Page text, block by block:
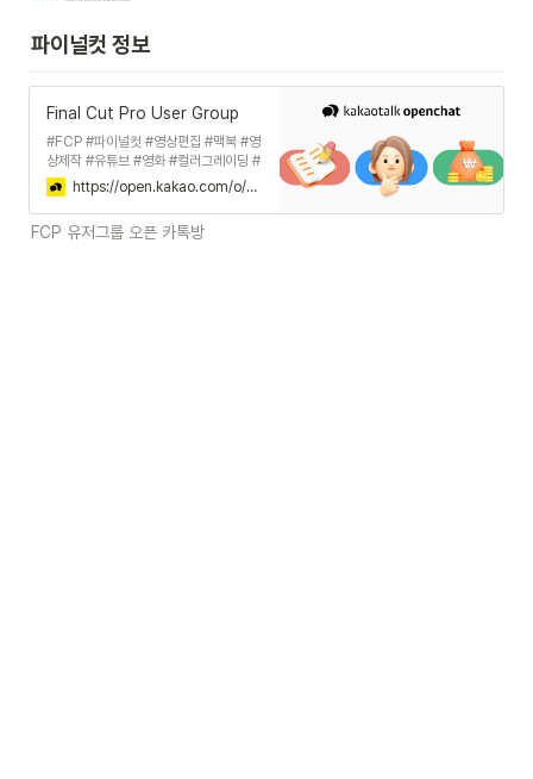
파이널컷 정보
Final Cut Pro User Group
#FCP #파이널컷 #영상편집 #맥북 #영
상제작 #유튜브 #영화 #컬러그레이딩 #
영상편집 #애플
https://open.kakao.com/o/gkWtNHz
FCP 유저그룹 오픈 카톡방